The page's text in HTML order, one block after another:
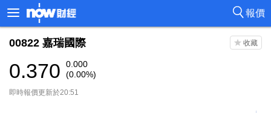
報價
00822 嘉瑞國際
0.370
0.000
(0.00%)
即時報價更新於20:51